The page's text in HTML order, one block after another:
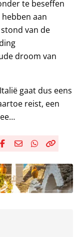
te beseffen
aan
van de
droom van
gaat dus eens
reist, een